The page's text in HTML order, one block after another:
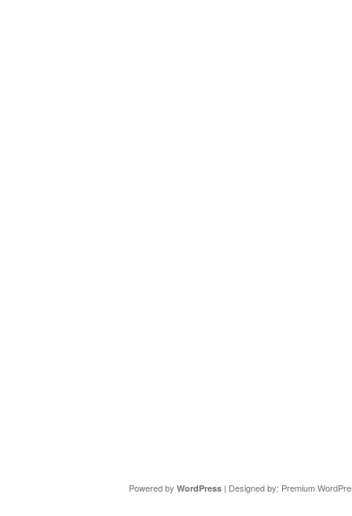
Powered by WordPress| Designed by: Premium